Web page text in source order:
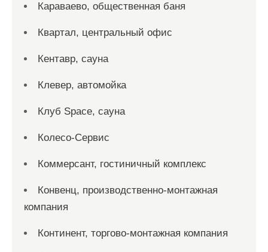
Караваево, общественная баня
Квартал, центральный офис
Кентавр, сауна
Клевер, автомойка
Клуб Space, сауна
Колесо-Сервис
Коммерсант, гостиничный комплекс
Конвенц, производственно-монтажная
компания
Континент, торгово-монтажная компания